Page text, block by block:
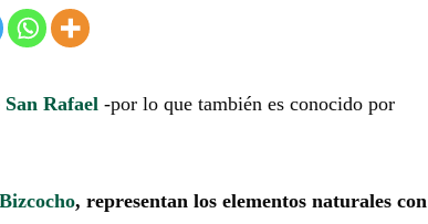
San Rafael -por lo que también es conocido por
Bizcocho, representan los elementos naturales con